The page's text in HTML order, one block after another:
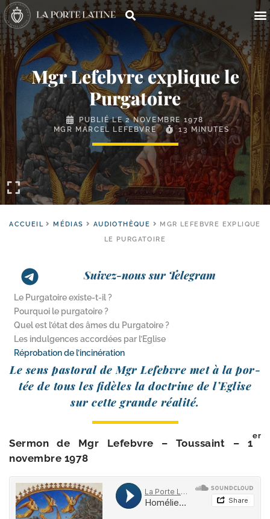
Mgr Lefebvre explique le
Purgatoire
PUBLIÉ LE 2 NOVEMBRE 1978
MGR MARCEL LEFEBVRE
13 MINUTES
ACCUEIL MÉDIAS AUDIOTHÈQUE
MGR LEFEBVRE EXPLIQUE
LE PURGATOIRE
Suivez-nous sur Telegram
Le Purgatoire existe-t-il ?
Pourquoi le purgatoire ?
Quel est l’état des âmes du Purgatoire ?
Les indulgences accordées par l’Eglise
Réprobation de l’incinération
Le sens pas­to­ral de Mgr Lefebvre met à la por­
tée de tous les fidèles la doc­trine de l’Eglise
sur cette grande réalité.
Sermon de Mgr Lefebvre – Toussaint – 1
er
novembre 1978